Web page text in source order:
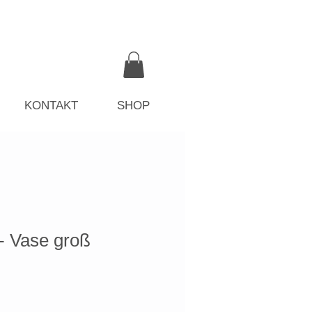
KONTAKT SHOP
Vase groß